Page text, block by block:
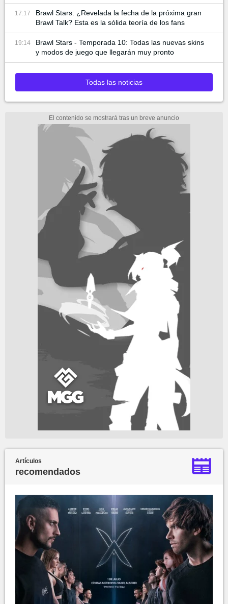
17:17
Brawl Stars: ¿Revelada la fecha de la próxima gran
Brawl Talk? Esta es la sólida teoría de los fans
19:14
Brawl Stars - Temporada 10: Todas las nuevas skins
y modos de juego que llegarán muy pronto
Todas las noticias
Artículos
recomendados